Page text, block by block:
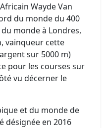
Wayde Van
du monde du 400
monde à Londres,
vainqueur cette
sur 5000 m)
pour les courses sur
vu décerner le
et du monde de
désignée en 2016